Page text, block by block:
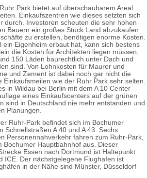
Park bietet auf überschaubarem Areal
Einkaufszentren wie dieses setzten sich
durch. Investoren scheuten die sehr hohen
Bauern ein großes Stück Land abzukaufen
zu erstellen, benötigen enorme Kosten.
ein Eigenheim erbaut hat, kann sich bestens
die Kosten für Architekten liegen müssen,
150 Läden baurechtlich unter Dach und
sind. Von Lohnkosten für Maurer und
und Zement ist dabei noch gar nicht die
Einkaufsmeilen wie der Ruhr Park sehr selten.
in Wildau bei Berlin mit dem A 10 Center
eines Einkaufscenters auf der grünen
sind in Deutschland nie mehr entstanden und
Planungen.
Ruhr-Park befindet sich im Bochumer
Schnellstraßen A 40 und A 43. Sechs
Personennahverkehr fahren zum Ruhr-Park,
Bochumer Hauptbahnhof aus. Dieser
Essen nach Dortmund ist Haltepunkt
ICE. Der nächstgelegene Flughafen ist
in der Nähe sind Münster, Düsseldorf